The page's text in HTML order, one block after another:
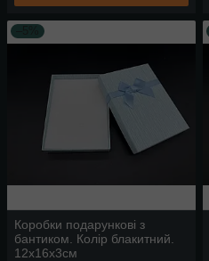
Коробки подарункові з
бантиком. Колір блакитний.
12х16х3см